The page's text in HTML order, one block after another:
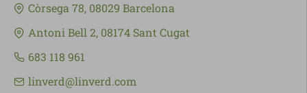
Còrsega 78, 08029 Barcelona
Antoni Bell 2, 08174 Sant Cugat
683 118 961
linverd@linverd.com